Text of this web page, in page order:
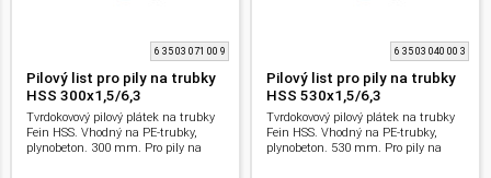
6 35 03 071 00 9
Pilový list pro pily na trubky
HSS 300x1,5/6,3
Tvrdokovový pilový plátek na trubky
Fein HSS. Vhodný na PE-trubky,
plynobeton. 300 mm. Pro pily na
6 35 03 040 00 3
Pilový list pro pily na trubky
HSS 530x1,5/6,3
Tvrdokovový pilový plátek na trubky
Fein HSS. Vhodný na PE-trubky,
plynobeton. 530 mm. Pro pily na